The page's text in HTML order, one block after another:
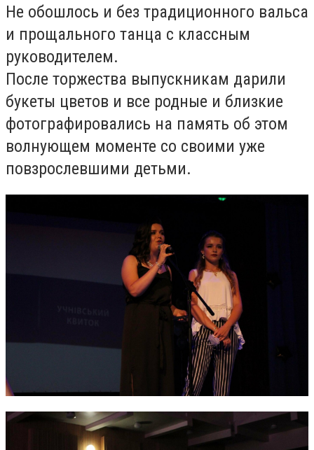
Не обошлось и без традиционного вальса
и прощального танца с классным
руководителем.
После торжества выпускникам дарили
букеты цветов и все родные и близкие
фотографировались на память об этом
волнующем моменте со своими уже
повзрослевшими детьми.